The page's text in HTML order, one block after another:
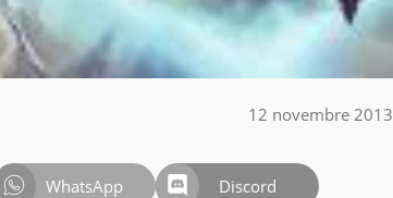
12 novembre 2013
WhatsApp Discord